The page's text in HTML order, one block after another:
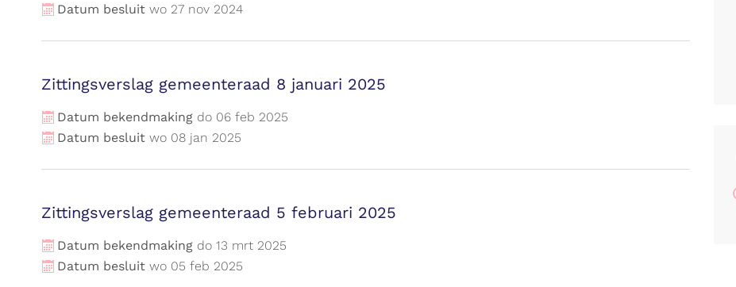
Datum besluit wo 27 nov 2024
Zittingsverslag gemeenteraad 8 januari 2025
Datum bekendmaking do 06 feb 2025
Datum besluit wo 08 jan 2025
Zittingsverslag gemeenteraad 5 februari 2025
Datum bekendmaking do 13 mrt 2025
Datum besluit wo 05 feb 2025